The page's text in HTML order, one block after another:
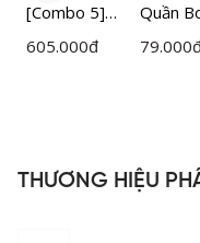
[Combo 5]
Quần Lót
605.000đ
Quần
Nam
79.000
THƯƠNG HIỆU